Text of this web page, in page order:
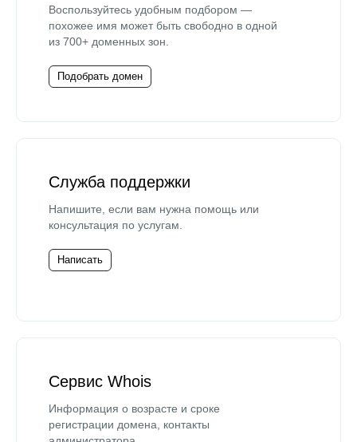
Воспользуйтесь удобным подбором —
похожее имя может быть свободно в одной
из 700+ доменных зон.
Подобрать домен
Служба поддержки
Напишите, если вам нужна помощь или
консультация по услугам.
Написать
Сервис Whois
Информация о возрасте и сроке
регистрации домена, контакты